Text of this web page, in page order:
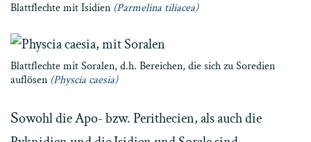
Blattflechte mit Isidien (Parmelina tiliacea)
Blattflechte mit Soralen, d.h. Bereichen, die sich zu Soredien
auflösen (Physcia caesia)
Sowohl die Apo- bzw. Perithecien, als auch die